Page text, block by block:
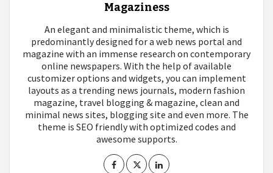
Magaziness
An elegant and minimalistic theme, which is
predominantly designed for a web news portal and
magazine with an immense research on contemporary
online newspapers. With the help of available
customizer options and widgets, you can implement
layouts as a trending news journals, modern fashion
magazine, travel blogging & magazine, clean and
minimal news sites, blogging site and even more. The
theme is SEO friendly with optimized codes and
awesome supports.